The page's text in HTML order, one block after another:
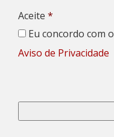
Aceite *
Eu concordo com o
Aviso de Privacidade